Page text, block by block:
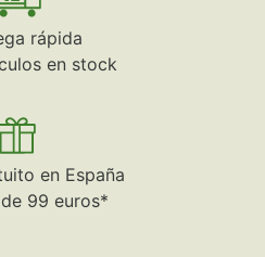
rápida
en stock
en España
99 euros*